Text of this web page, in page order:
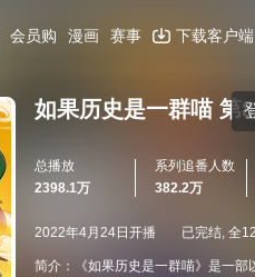
会员购 漫画 赛事 下载客户端
如果历史是一群喵 第
总播放
2398.1万
系列追番人数
382.2万
2022年4月24日开播 已完结, 全
简介：《如果历史是一群喵》是一